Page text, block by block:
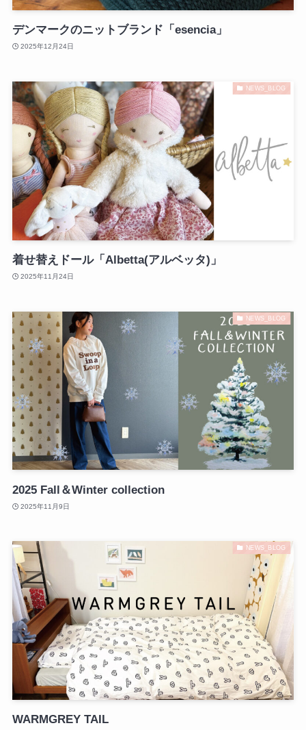
デンマークのニットブランド「esencia」
2025年12月24日
NEWS_BLOG
着せ替えドール「Albetta(アルベッタ)」
2025年11月24日
NEWS_BLOG
2025 Fall＆Winter collection
2025年11月9日
NEWS_BLOG
WARMGREY TAIL